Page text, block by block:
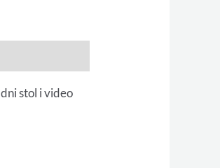
stol i video